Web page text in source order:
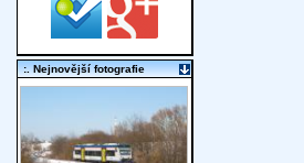
:. Nejnovější fotografie